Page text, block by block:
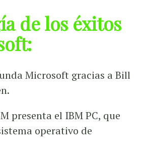
de los éxitos
Microsoft gracias a Bill
presenta el IBM PC, que
operativo de